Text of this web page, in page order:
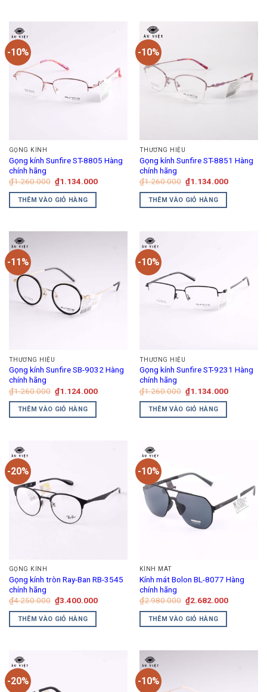
-10%
GỌNG KÍNH
Gọng kính Sunfire ST-8805 Hàng
chính hãng
₫1.260.000 Giá
gốc
là:
₫1.260.000.
₫1.134.000Giá
THÊM VÀO GIỎ HÀNG
-10%
THƯƠNG HIỆU
Gọng kính Sunfire ST-8851 Hàng
chính hãng
₫1.260.000 Giá
gốc
là:
₫1.260.000.
₫1.134.000Giá
THÊM VÀO GIỎ HÀNG
-11%
THƯƠNG HIỆU
Gọng kính Sunfire SB-9032 Hàng
chính hãng
₫1.260.000 Giá
gốc
là:
₫1.260.000.
₫1.124.000Giá
₫1.124.000.
THÊM VÀO GIỎ HÀNG
-10%
THƯƠNG HIỆU
Gọng kính Sunfire ST-9231 Hàng
chính hãng
₫1.260.000 Giá
gốc
là:
₫1.260.000.
₫1.134.000Giá
THÊM VÀO GIỎ HÀNG
-20%
GỌNG KÍNH
Gọng kính tròn Ray-Ban RB-3545
chính hãng
₫4.250.000 Giá
gốc
là:
₫4.250.000.
₫3.400.000Giá
THÊM VÀO GIỎ HÀNG
-10%
KÍNH MÁT
Kính mát Bolon BL-8077 Hàng
chính hãng
₫2.980.000 Giá
gốc
là:
₫2.980.000.
₫2.682.000Giá
THÊM VÀO GIỎ HÀNG
-20% -10%